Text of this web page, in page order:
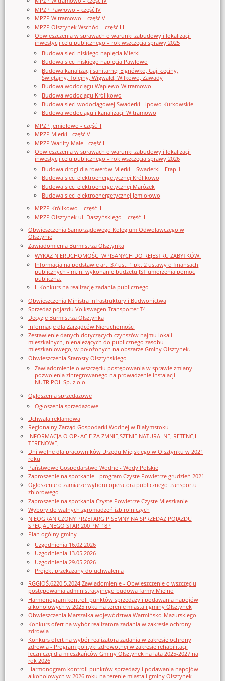
MPZP Pawłowo – część IV
MPZP Witramowo – część V
MPZP Olsztynek Wschód – część III
Obwieszczenia w sprawach o warunki zabudowy i lokalizacji
inwestycji celu publicznego – rok wszczęcia sprawy 2025
Budowa sieci niskiego napięcia Mierki
Budowa sieci niskiego napięcia Pawłowo
Budowa kanalizacji sanitarnej Elgnówko, Gaj, Łęciny,
Świętajny, Tolejny, Wigwałd, Wilkowo, Zawady
Budowa wodociągu Waplewo-Witramowo
Budowa wodociągu Królikowo
Budowa sieci wodociągowej Swaderki-Lipowo Kurkowskie
Budowa wodociągu i kanalizacji Witramowo
MPZP Jemiołowo - część II
MPZP Mierki - część V
MPZP Warlity Małe - część I
Obwieszczenia w sprawach o warunki zabudowy i lokalizacji
inwestycji celu publicznego – rok wszczęcia sprawy 2026
Budowa drogi dla rowerów Mierki – Swaderki - Etap 1
Budowa sieci elektroenergetycznej Królikowo
Budowa sieci elektroenergetycznej Marózek
Budowa sieci elektroenergetycznej Jemiołowo
MPZP Królikowo – część II
MPZP Olsztynek ul. Daszyńskiego – część III
Obwieszczenia Samorządowego Kolegium Odwoławczego w
Olsztynie
Zawiadomienia Burmistrza Olsztynka
WYKAZ NIERUCHOMOŚCI WPISANYCH DO REJESTRU ZABYTKÓW.
Informacja na podstawie art. 37 ust. 1 pkt 2 ustawy o finansach
publicznych - m.in. wykonanie budżetu JST umorzenia pomoc
publiczna.
II Konkurs na realizację zadania publicznego
Obwieszczenia Ministra Infrastruktury i Budwonictwa
Sprzedaż pojazdu Volkswagen Transporter T4
Decyzje Burmistrza Olsztynka
Informacje dla Zarządców Nieruchomości
Zestawienie danych dotyczących czynszów najmu lokali
mieszkalnych, nienależących do publicznego zasobu
mieszkaniowego, w położonych na obszarze Gminy Olsztynek.
Obwieszczenia Starosty Olsztyńskiego
Zawiadomienie o wszczęciu postępowania w sprawie zmiany
pozwolenia zintegrowanego na prowadzenie instalacji
NUTRIPOL Sp. z o.o.
Ogłoszenia sprzedażowe
Ogłoszenia sprzedażowe
Uchwała reklamowa
Regionalny Zarząd Gospodarki Wodnej w Białymstoku
INFORMACJA O OPŁACIE ZA ZMNIEJSZENIE NATURALNEJ RETENCJI
TERENOWEJ
Dni wolne dla pracowników Urzędu Miejskiego w Olsztynku w 2021
roku
Państwowe Gospodarstwo Wodne - Wody Polskie
Zaproszenie na spotkanie - program Czyste Powietrze grudzień 2021
Ogłoszenie o zamiarze wyboru operatora publicznego transportu
zbiorowego
Zaproszenie na spotkania Czyste Powietrze Czyste Mieszkanie
Wybory do walnych zgromadzeń izb rolniczych
NIEOGRANICZONY PRZETARG PISEMNY NA SPRZEDAŻ POJAZDU
SPECJALNEGO STAR 200 PM 18P
Plan ogólny gminy
Uzgodnienia 16.02.2026
Uzgodnienia 13.05.2026
Uzgodnienia 29.05.2026
Projekt przekazany do uchwalenia
RGGIOŚ.6220.5.2024 Zawiadomienie - Obwieszczenie o wszczęciu
postępowania administracyjnego budowa farmy Mielno
Harmonogram kontroli punktów sprzedaży i podawania napojów
alkoholowych w 2025 roku na terenie miasta i gminy Olsztynek
Obwieszczenia Marszałka województwa Warmińsko-Mazurskiego
Konkurs ofert na wybór realizatora zadania w zakresie ochrony
zdrowia
Konkurs ofert na wybór realizatora zadania w zakresie ochrony
zdrowia - Program polityki zdrowotnej w zakresie rehabilitacji
leczniczej dla mieszkańców Gminy Olsztynek na lata 2025-2027 na
rok 2026
Harmonogram kontroli punktów sprzedaży i podawania napojów
alkoholowych w 2026 roku na terenie miasta i gminy Olsztynek